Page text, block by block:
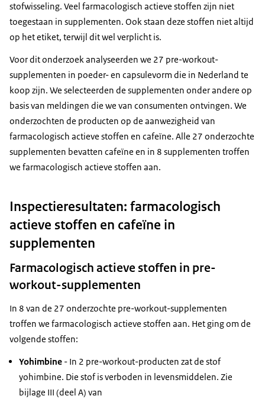
stofwisseling. Veel farmacologisch actieve stoffen zijn niet
toegestaan in supplementen. Ook staan deze stoffen niet altijd
op het etiket, terwijl dit wel verplicht is.
Voor dit onderzoek analyseerden we 27 pre-workout-
supplementen in poeder- en capsulevorm die in Nederland te
koop zijn. We selecteerden de supplementen onder andere op
basis van meldingen die we van consumenten ontvingen. We
onderzochten de producten op de aanwezigheid van
farmacologisch actieve stoffen en cafeïne. Alle 27 onderzochte
supplementen bevatten cafeïne en in 8 supplementen troffen
we farmacologisch actieve stoffen aan.
Inspectieresultaten: farmacologisch
actieve stoffen en cafeïne in
supplementen
Farmacologisch actieve stoffen in pre-
workout-supplementen
In 8 van de 27 onderzochte pre-workout-supplementen
troffen we farmacologisch actieve stoffen aan. Het ging om de
volgende stoffen:
Yohimbine - In 2 pre-workout-producten zat de stof
yohimbine. Die stof is verboden in levensmiddelen. Zie
bijlage III (deel A) van